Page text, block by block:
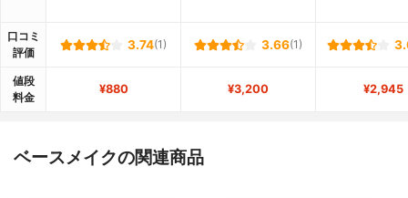
口コミ
評価
3.74(1) 3.66(1)
値段
料金
¥880 ¥3,200 ¥2,945
ベースメイクの関連商品